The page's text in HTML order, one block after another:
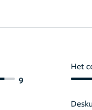
9
Het